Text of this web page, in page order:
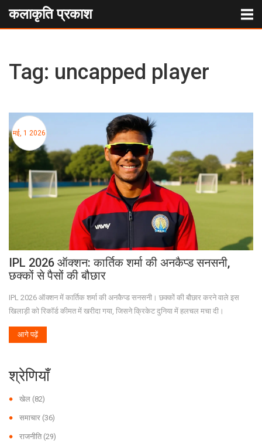
कलाकृति प्रकाश
Tag: uncapped player
मई, 1 2026
IPL 2026 ऑक्शन: कार्तिक शर्मा की अनकैप्ड सनसनी,
छक्कों से पैसों की बौछार
IPL 2026 ऑक्शन में कार्तिक शर्मा की अनकैप्ड सनसनी। छक्कों की बौछार करने वाले इस
खिलाड़ी को रिकॉर्ड कीमत में खरीदा गया, जिसने क्रिकेट दुनिया में हलचल मचा दी।
आगे पढ़ें
श्रेणियाँ
खेल (82)
समाचार (36)
राजनीति (29)